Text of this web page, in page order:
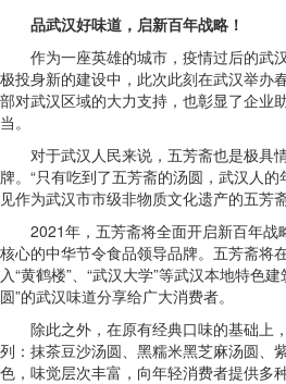
品武汉好味道，启新百年战略！
作为一座英雄的城市，疫情过后的武
极投身新的建设中，此次此刻在武汉举办
部对武汉区域的大力支持，也彰显了企业
当。
对于武汉人民来说，五芳斋也是极具
牌。“只有吃到了五芳斋的汤圆，武汉人
见作为武汉市市级非物质文化遗产的五芳
2021年，五芳斋将全面开启新百年战
核心的中华节令食品领导品牌。五芳斋将
入“黄鹤楼”、“武汉大学”等武汉本地特色
圆”的武汉味道分享给广大消费者。
除此之外，在原有经典口味的基础上
列：抹茶豆沙汤圆、黑糯米黑芝麻汤圆、
色，味觉层次丰富，向年轻消费者提供多